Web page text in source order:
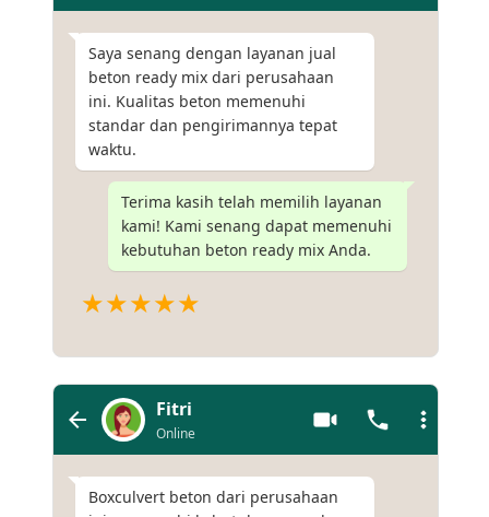
Saya senang dengan layanan jual
beton ready mix dari perusahaan
ini. Kualitas beton memenuhi
standar dan pengirimannya tepat
waktu.
Terima kasih telah memilih layanan
kami! Kami senang dapat memenuhi
kebutuhan beton ready mix Anda.
★★★★★
Fitri
Online
Boxculvert beton dari perusahaan